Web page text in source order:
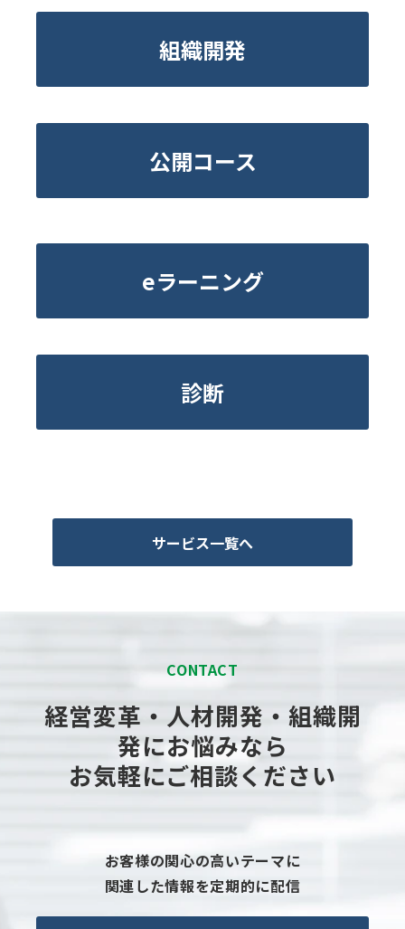
組織開発
公開コース
eラーニング
診断
サービス一覧へ
CONTACT
経営変革・人材開発・組織開
発にお悩みなら
お気軽にご相談ください
お客様の関心の高いテーマに
関連した情報を定期的に配信